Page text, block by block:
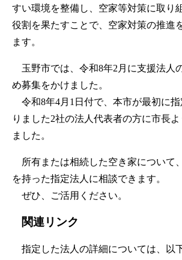
すい環境を整備し、空家等対策に取り
役割を果たすことで、空家対策の推進
ます。
玉野市では、令和8年2月に支援法人
め募集をかけました。
令和8年4月1日付で、本市が最初に
りました2社の法人代表者の方に市長
ました。
所有または相続した空き家について
を持った指定法人に相談できます。
ぜひ、ご活用ください。
関連リンク
指定した法人の詳細については、以